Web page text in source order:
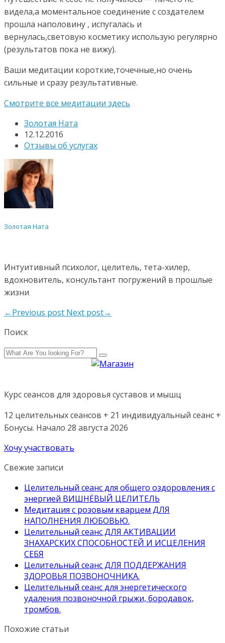
видела,а моментальное соединение с создателем
прошла наполовину , испугалась и
вернулась,световую косметику использую регулярно
(результатов пока не вижу).
Ваши медитации короткие,точечные,но очень
сильные и сразу результативные.
Смотрите все медитации здесь
Золотая Ната
12.12.2016
Отзывы об услугах
Золотая Ната
Интуитивный психолог, целитель, тета-хилер,
вдохновитель, консультант погружений в прошлые
жизни
←Previous post Next post→
Поиск
Курс сеансов для здоровья суставов и мышц
12 целительных сеансов + 21 индивидуальный сеанс +
Бонусы. Начало 28 августа 2026
Хочу участвовать
Свежие записи
Целительный сеанс для общего оздоровления с
энергией ВИШНЁВЫЙ ЦЕЛИТЕЛЬ
Медитация с розовым кварцем ДЛЯ
НАПОЛНЕНИЯ ЛЮБОВЬЮ.
Целительный сеанс ДЛЯ АКТИВАЦИИ
ЗНАХАРСКИХ СПОСОБНОСТЕЙ И ИСЦЕЛЕНИЯ
СЕБЯ
Целительный сеанс ДЛЯ ПОДДЕРЖАНИЯ
ЗДОРОВЬЯ ПОЗВОНОЧНИКА.
Целительный сеанс для энергетического
удаления позвоночной грыжи, бородавок,
тромбов.
Похожие статьи